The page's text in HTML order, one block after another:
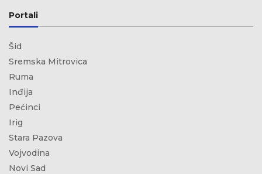
Portali
Šid
Sremska Mitrovica
Ruma
Inđija
Pećinci
Irig
Stara Pazova
Vojvodina
Novi Sad